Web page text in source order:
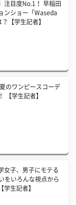
注目度No.1！ 早稲田
ンショー「Waseda
【学生記者】
のワンピースコーデ
【学生記者】
女子、男子にモテる
をいろんな視点から
学生記者】